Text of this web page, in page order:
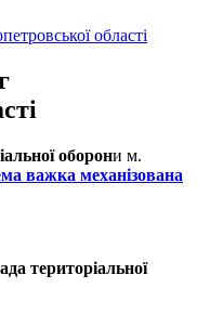
області
оборони м.
важка механізована
територіальної